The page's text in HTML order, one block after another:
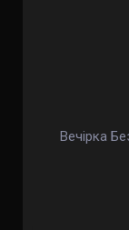
Вечірка